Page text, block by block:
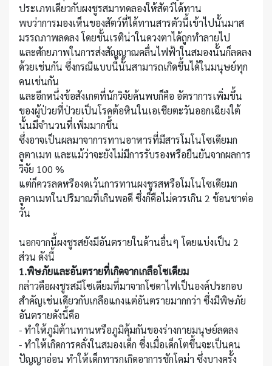
ประเภทเดียวกับผงชูรสมาทดลองให้สัตว์ได้ทาน
พบว่าการมองเห็นของสัตว์ที่ได้ทานสารตัวนี้เข้าไปนั้นมาส
มรรถภาพลดลง โดยชั้นเรติน่าในดวงตาได้ถูกทำลายไป
และศักยภาพในการส่งสัญญาณคลื่นไฟฟ้าในสมองนั้นก็ลดลง
ด้วยเช่นกัน ซึ่งกรณีแบบนี้นั้นสามารถเกิดขึ้นได้ในมนุษย์ทุก
คนเช่นกัน
และอีกหนึ่งข้อสังเกตที่นักวิจัยค้นพบก็คือ อัตราการเพิ่มขึ้น
ของผู้ป่วยที่ป่วยเป็นโรคต้อหินในเอเชียตะวันออกเฉียงใต้
นั้นมีจำนวนที่เพิ่มมากขึ้น
ซึ่งอาจเป็นผลมาจาการทานอาหารที่มีสารโมโนโซเดียมก
ลูตาเมท และแม้ว่าจะยังไม่มีการรับรองหรือยืนยันจากผลการ
วิจัย 100 %
แต่ก็ควรลดหรืองดเว้นการทานผงชูรสหรือโมโนโซเดียมก
ลูตาเมทในปริมาณที่เกินพอดี ซึ่งก็คือไม่ควรเกิน 2 ช้อนชาต่อ
วัน
นอกจากนี้ผงชูรสยังมีอันตรายในด้านอื่นๆ โดยแบ่งเป็น 2
ส่วน ดังนี้
1.พิษภัยและอันตรายที่เกิดจากเกลือโซเดียม
กล่าวคือผงชูรสมีโซเดียมที่มาจากโซดาไฟเป็นองค์ประกอบ
สำคัญเช่นเดียวกับเกลือแกงแต่อันตรายมากกว่า ซึ่งมีพิษภัย
อันตรายดังนี้คือ
- ทำให้ภูมิต้านทานหรือภูมิคุ้มกันของร่างกายมนุษย์ลดลง
- ทำให้เกิดการคลั่งในสมองเด็ก ซึ่งเมื่อเด็กโตขึ้นจะเป็นคน
ปัญญาอ่อน ทำให้เด็กทารกเกิดอาการชักโคม่า ซึ่งบางครั้ง